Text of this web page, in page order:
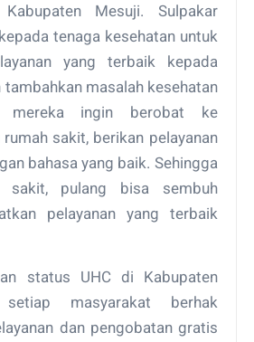
Mesuji. Sulpakar
tenaga kesehatan untuk
yang terbaik kepada
masalah kesehatan
mereka ingin berobat ke
sakit, berikan pelayanan
bahasa yang baik. Sehingga
sakit, pulang bisa sembuh
pelayanan yang terbaik
status UHC di Kabupaten
masyarakat berhak
dan pengobatan gratis